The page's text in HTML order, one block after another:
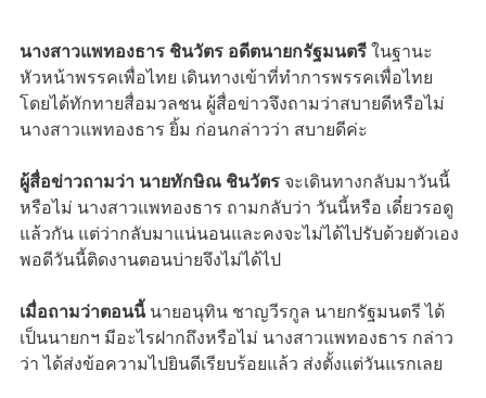
นางสาวแพทองธาร ชินวัตร อดีตนายกรัฐมนตรี ในฐานะ
หัวหน้าพรรคเพื่อไทย เดินทางเข้าที่ทำการพรรคเพื่อไทย
โดยได้ทักทายสื่อมวลชน ผู้สื่อข่าวจึงถามว่าสบายดีหรือไม่
นางสาวแพทองธาร ยิ้ม ก่อนกล่าวว่า สบายดีค่ะ
ผู้สื่อข่าวถามว่า นายทักษิณ ชินวัตร จะเดินทางกลับมาวันนี้
หรือไม่ นางสาวแพทองธาร ถามกลับว่า วันนี้หรือ เดี๋ยวรอดู
แล้วกัน แต่ว่ากลับมาแน่นอนและคงจะไม่ได้ไปรับด้วยตัวเอง
พอดีวันนี้ติดงานตอนบ่ายจึงไม่ได้ไป
เมื่อถามว่าตอนนี้ นายอนุทิน ชาญวีรกูล นายกรัฐมนตรี ได้
เป็นนายกฯ มีอะไรฝากถึงหรือไม่ นางสาวแพทองธาร กล่าว
ว่า ได้ส่งข้อความไปยินดีเรียบร้อยแล้ว ส่งตั้งแต่วันแรกเลย